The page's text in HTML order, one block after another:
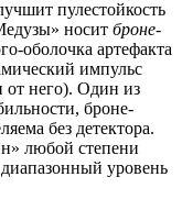
пулестойкость
носит броне-
оболочка артефакта
импульс
от него). Один из
броне-
без детектора.
любой степени
уровень